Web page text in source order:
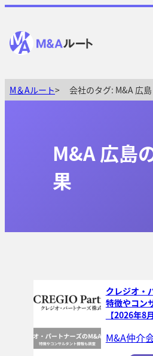
M＆Aルート 会社のタグ: M&A 広島
M&A 広島
果
クレジオ・
特徴やコン
【2026年8月
M&A仲介